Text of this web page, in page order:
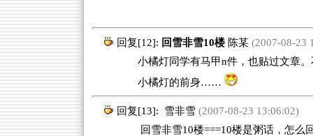
回复[12]: 回雪非雪10楼 陈某(2007-08-23
小橘灯同学有马甲n件，也贴过文章。
小橘灯的前身……
回复[13]: 雪非雪(2007-08-23 13:06:02)
回雪非雪10楼===10楼是粥话，怎么